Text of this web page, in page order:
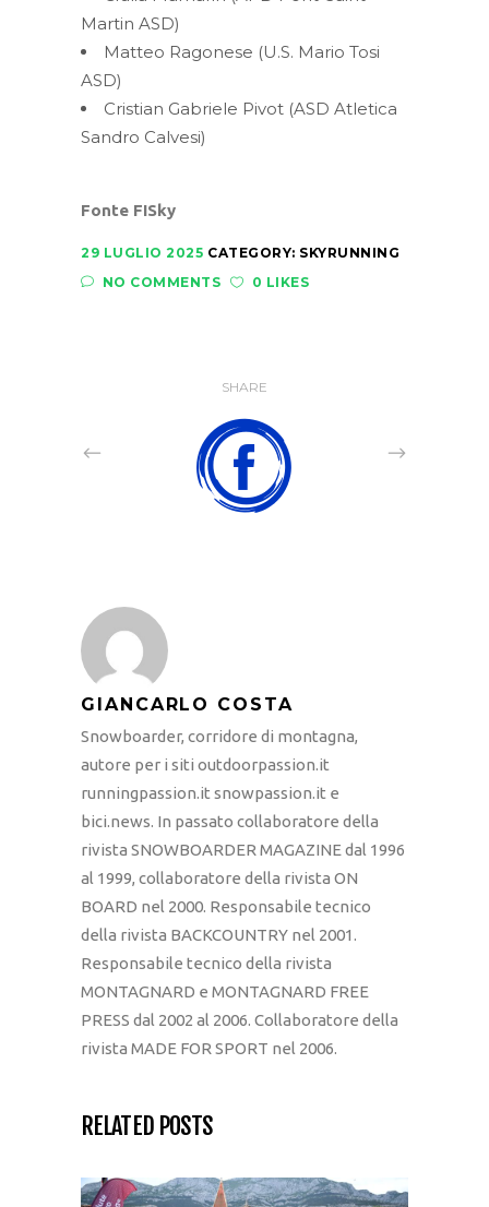
Martin ASD)
Matteo Ragonese (U.S. Mario Tosi
ASD)
Cristian Gabriele Pivot (ASD Atletica
Sandro Calvesi)
Fonte FISky
29 LUGLIO 2025 CATEGORY: SKYRUNNING
NO COMMENTS
0 LIKES
SHARE
GIANCARLO COSTA
Snowboarder, corridore di montagna,
autore per i siti outdoorpassion.it
runningpassion.it snowpassion.it e
bici.news. In passato collaboratore della
rivista SNOWBOARDER MAGAZINE dal 1996
al 1999, collaboratore della rivista ON
BOARD nel 2000. Responsabile tecnico
della rivista BACKCOUNTRY nel 2001.
Responsabile tecnico della rivista
MONTAGNARD e MONTAGNARD FREE
PRESS dal 2002 al 2006. Collaboratore della
rivista MADE FOR SPORT nel 2006.
RELATED POSTS